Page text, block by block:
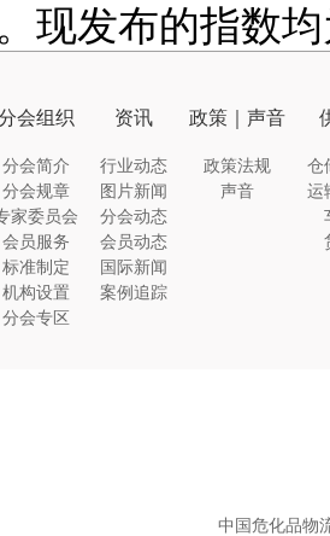
现发布的指数
会组织
分会简介
分会规章
家委员会
会员服务
标准制定
机构设置
分会专区
资讯
行业动态
图片新闻
分会动态
会员动态
国际新闻
案例追踪
政策｜声音
政策法规
声音
仓
运
中国危化品物